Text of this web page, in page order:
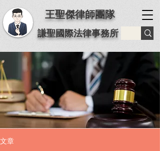
王聖傑律師團隊
謙聖國際法律事務所
文章